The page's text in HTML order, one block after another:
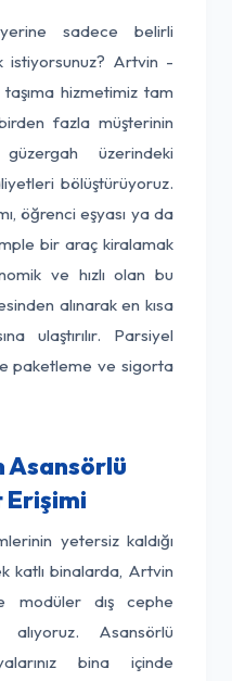
sadece belirli
istiyorsunuz? Artvin -
hizmetimiz tam
fazla müşterinin
üzerindeki
bölüştürüyoruz.
öğrenci eşyası ya da
bir araç kiralamak
ve hızlı olan bu
alınarak en kısa
ulaştırılır. Parsiyel
paketleme ve sigorta
Asansörlü
Erişimi
yetersiz kaldığı
katlı binalarda, Artvin
modüler dış cephe
alıyoruz. Asansörlü
bina içinde